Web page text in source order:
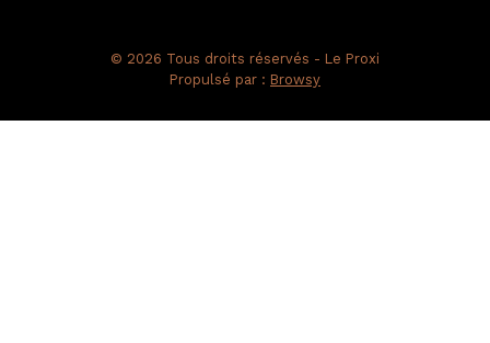
© 2026 Tous droits réservés - Le Proxi
Propulsé par : Browsy